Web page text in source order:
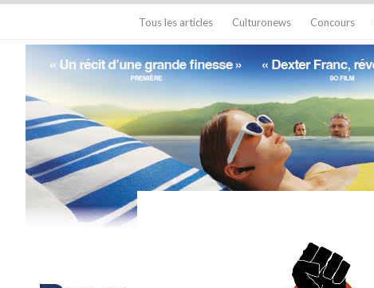
Tous les articles Culturonews Concours